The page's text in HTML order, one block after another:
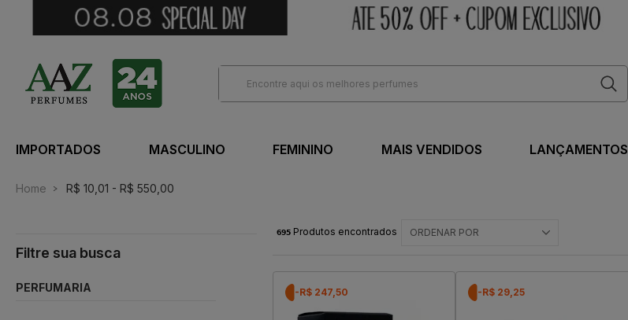
IMPORTADOS MASCULINO FEMININO MAIS VENDIDOS LANÇAMENTOS
Home R$ 10,01 - R$ 550,00
PERFUMARIA
ORDENAR POR
695 Produtos encontrados
-R$ 247,50 -R$ 29,25